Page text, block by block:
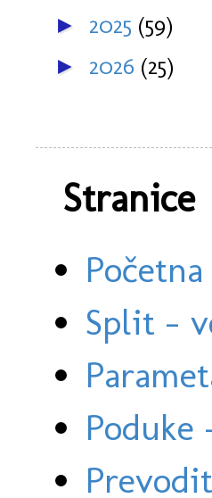
► 2025 (59)
► 2026 (25)
Stranice
Split -